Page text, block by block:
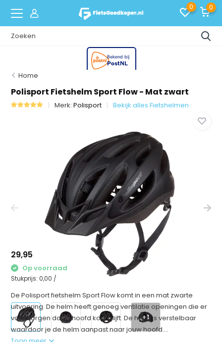
0 0
Home
Polisport Fietshelm Sport Flow - Mat zwart
Merk:Polisport Bekijk alles Fietshelmen
+1
29,95
Op voorraad
Stukprijs:0,00 /
De Polisport fietshelm Sport Flow komt in een mat zwarte
uitvoering. De helm heeft genoeg ventilatie openingen die er
voor zorgen dat je hoofd koel blijft. De helm is verstelbaar
waardoor je de helm aanpast naar jouw hoofd....